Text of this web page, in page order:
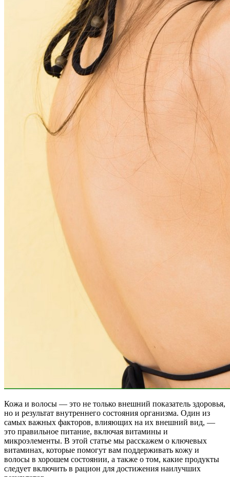
Кожа и волосы — это не только внешний показатель здоровья,
но и результат внутреннего состояния организма. Один из
самых важных факторов, влияющих на их внешний вид, —
это правильное питание, включая витамины и
микроэлементы. В этой статье мы расскажем о ключевых
витаминах, которые помогут вам поддерживать кожу и
волосы в хорошем состоянии, а также о том, какие продукты
следует включить в рацион для достижения наилучших